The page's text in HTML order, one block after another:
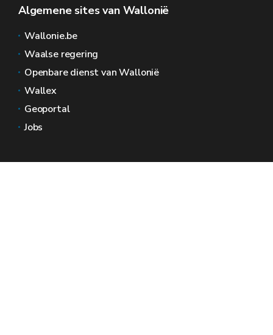
Algemene sites van Wallonië
Wallonie.be
Waalse regering
Openbare dienst van Wallonië
Wallex
Geoportal
Jobs